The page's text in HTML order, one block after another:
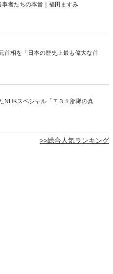
者たちの本音｜福田ますみ
首相を「日本の歴史上最も偉大な首
NHKスペシャル「７３１部隊の真
>>総合人気ランキング